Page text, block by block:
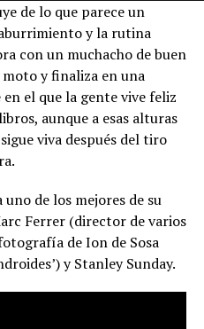
de lo que parece un
y la rutina
con un muchacho de buen
y finaliza en una
el que la gente vive feliz
aunque a esas alturas
viva después del tiro
de los mejores de su
Ferrer (director de varios
de Ion de Sosa
y Stanley Sunday.